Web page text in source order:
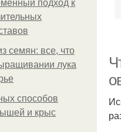
подход к
семян: все, что
лука
способов
и крыс